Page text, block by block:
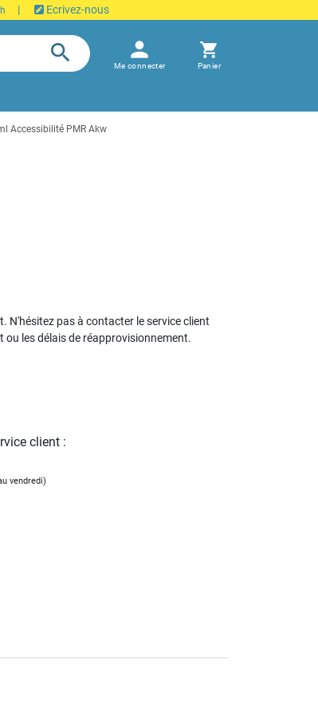
| Ecrivez-nous
search person
Me connecter
shopping_cart
Panier
Accessibilité PMR Akw
N'hésitez pas à contacter le service client
les délais de réapprovisionnement.
client :
vendredi)